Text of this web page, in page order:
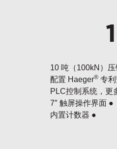
10 吨（100kN）
配置 Haeger® 专
PLC控制系统，更
7″ 触屏操作界面 ●
内置计数器 ●